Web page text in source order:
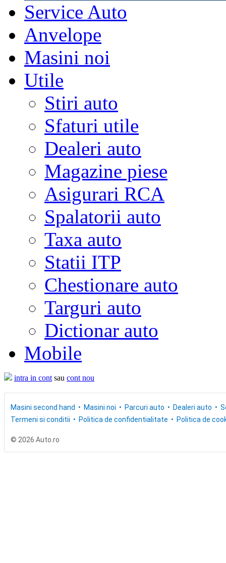
Service Auto
Anvelope
Masini noi
Utile
Stiri auto
Sfaturi utile
Dealeri auto
Magazine piese
Asigurari RCA
Spalatorii auto
Taxa auto
Statii ITP
Chestionare auto
Targuri auto
Dictionar auto
Mobile
intra in cont sau cont nou
Masini second hand Masini noi Parcuri auto Dealeri auto
Termeni si conditii
Politica de confidentialitate Politica de
© 2026 Auto.ro